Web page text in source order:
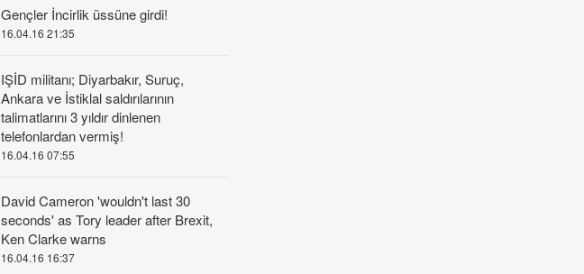
Gençler İncirlik üssüne girdi!
16.04.16 21:35
IŞİD militanı; Diyarbakır, Suruç,
Ankara ve İstiklal saldırılarının
talimatlarını 3 yıldır dinlenen
telefonlardan vermiş!
16.04.16 07:55
David Cameron 'wouldn't last 30
seconds' as Tory leader after Brexit,
Ken Clarke warns
16.04.16 16:37